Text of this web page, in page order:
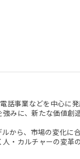
話事業などを中心に
みに、新たな価値創
から、市場の変化に
・カルチャーの変革